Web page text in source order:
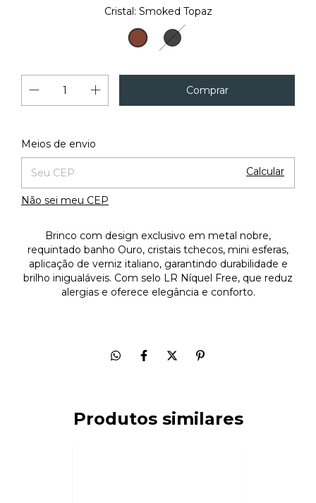
Cristal: Smoked Topaz
Smoked
Topaz
Hematita
Entregas para o CEP:
Meios de envio
Calcular
Não sei meu CEP
Brinco com design exclusivo em metal nobre,
requintado banho Ouro, cristais tchecos, mini esferas,
aplicação de verniz italiano, garantindo durabilidade e
brilho inigualáveis. Com selo LR Níquel Free, que reduz
alergias e oferece elegância e conforto.
Produtos similares